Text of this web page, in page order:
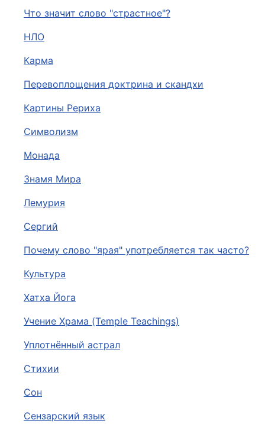
Что значит слово "страстное"?
НЛО
Карма
Перевоплощения доктрина и скандхи
Картины Рериха
Символизм
Монада
Знамя Мира
Лемурия
Сергий
Почему слово "ярая" употребляется так часто?
Культура
Хатха Йога
Учение Храма (Temple Teachings)
Уплотнённый астрал
Стихии
Сон
Сензарский язык